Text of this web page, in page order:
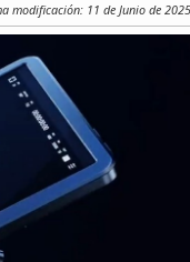
modificación: 11 de Junio de